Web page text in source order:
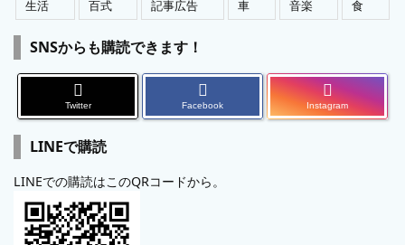
生活
百式 記事広告 車 音楽 食
SNSからも購読できます！
Twitter Facebook Instagram
LINEで購読
LINEでの購読はこのQRコードから。